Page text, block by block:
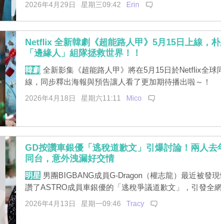
2026年4月29日 星期三09:42 Erin
Netflix 全新韓劇《超能路人甲》5月15日上線，
「邊緣人」組隊拯救世界！！
韓劇 全新影集《超能路人甲》將在5月15日於Netflix全球
線，同步釋出海報與預告讓人看了更加期待播出啦～！
2026年4月18日 星期六11:11 Mico
GD按讚車銀優「逃稅道歉文」引爆討論！兩人去
同台，意外洩漏好交情
明星男團BIGBANG成員G-Dragon（權志龍）最近被發
讚了ASTRO成員車銀優的「逃稅爭議道歉文」，引發全網
2026年4月13日 星期一09:46 Tracy